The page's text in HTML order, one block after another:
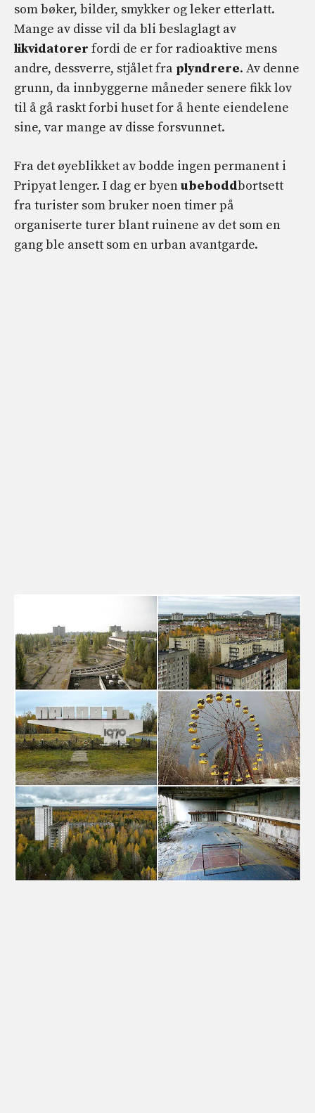
som bøker, bilder, smykker og leker etterlatt.
Mange av disse vil da bli beslaglagt av
likvidatorer fordi de er for radioaktive mens
andre, dessverre, stjålet fra plyndrere. Av denne
grunn, da innbyggerne måneder senere fikk lov
til å gå raskt forbi huset for å hente eiendelene
sine, var mange av disse forsvunnet.
Fra det øyeblikket av bodde ingen permanent i
Pripyat lenger. I dag er byenubeboddbortsett
fra turister som bruker noen timer på
organiserte turer blant ruinene av det som en
gang ble ansett som en urban avantgarde.